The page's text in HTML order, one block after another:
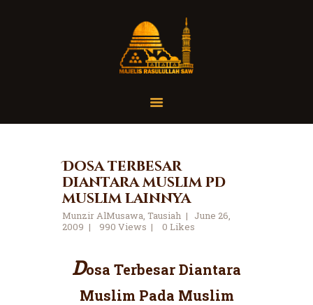
Home
Tausiah
Jadwal
Tanya Yuk
Dokumentasi
Referensi
Dosa terbesar
diantara muslim pd
muslim lainnya
Munzir AlMusawa, Tausiah
June 26,
2009
990 Views 0 Likes
Dosa Terbesar Diantara
Muslim Pada Muslim